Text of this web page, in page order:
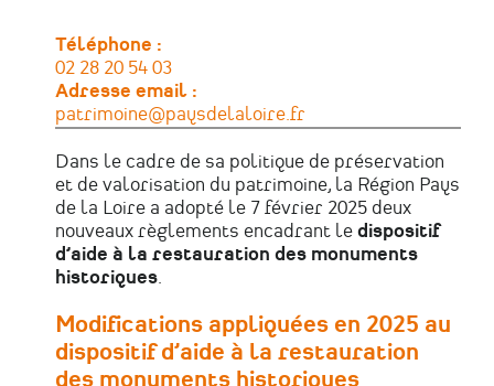
Téléphone
02 28 20 54 03
Adresse email
patrimoine@paysdelaloire.fr
Dans le cadre de sa politique de préservation
et de valorisation du patrimoine, la Région Pays
de la Loire a adopté le 7 février 2025 deux
nouveaux règlements encadrant le dispositif
d’aide à la restauration des monuments
historiques.
Modifications appliquées en 2025 au
dispositif d’aide à la restauration
des monuments historiques